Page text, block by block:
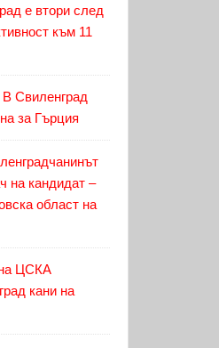
е втори след
към 11
В Свиленград
за Гърция
на кандидат –
област на
ЦСКА
кани на